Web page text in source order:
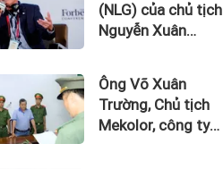
(NLG) của chủ tịch
Nguyễn Xuân
quỹ đất tại dự án
Waterpoint, Izumi
City
Ông Võ Xuân
Trường, Chủ tịch
Mekolor, công ty